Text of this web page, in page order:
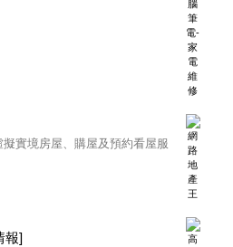
實境房屋、購屋及預約看屋服
報]